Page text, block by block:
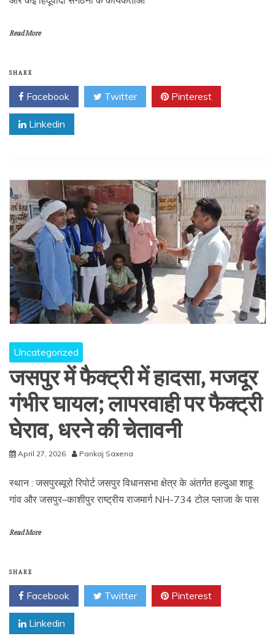
Read More
SHARE
Facebook Twitter Pinterest
Linkedin
Uncategorized
जसपुर में फैक्ट्री में हादसा, मजदूर
गंभीर घायल; लापरवाही पर फैक्ट्री
घेराव, धरने की चेतावनी
April 27, 2026 Pankaj Saxena
स्थान : जसपुरब्यूरो रिपोर्ट जसपुर विधानसभा क्षेत्र के अंतर्गत हल्दुआ शाहू
गांव और जसपुर–काशीपुर राष्ट्रीय राजमार्ग NH-734 टोल प्लाजा के पास
Read More
SHARE
Facebook Twitter Pinterest
Linkedin